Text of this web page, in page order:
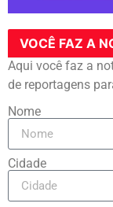
VOCÊ FAZ A
Aqui você faz a
de reportagens
Nome
Cidade